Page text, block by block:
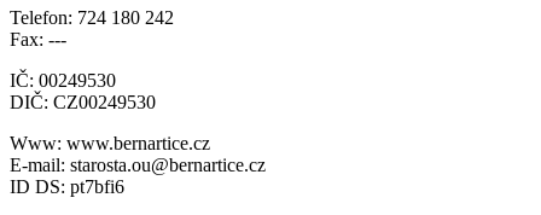
Telefon: 724 180 242
Fax: ---
IČ: 00249530
DIČ: CZ00249530
Www: www.bernartice.cz
E-mail: starosta.ou@bernartice.cz
ID DS: pt7bfi6